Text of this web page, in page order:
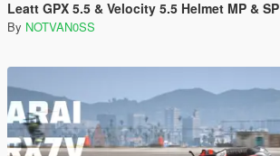
Leatt GPX 5.5 & Velocity 5.5 Helmet MP & SP
By NOTVAN0SS